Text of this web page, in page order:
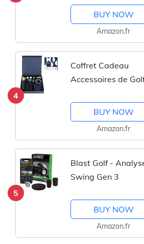
BUY NOW
Amazon.fr
4
Coffret Cadeau
Accessoires de
BUY NOW
Amazon.fr
5
Blast Golf -
Swing Gen 3
BUY NOW
Amazon.fr